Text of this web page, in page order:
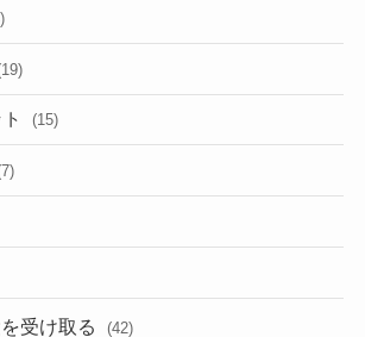
(15)
受け取る (42)